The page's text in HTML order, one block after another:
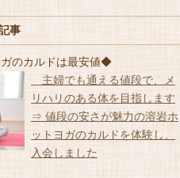
事
のカルドは最安値◆
主婦でも通える値段で、メ
リハリのある体を目指します
⇒ 値段の安さが魅力の溶岩ホ
ットヨガのカルドを体験し、
入会しました